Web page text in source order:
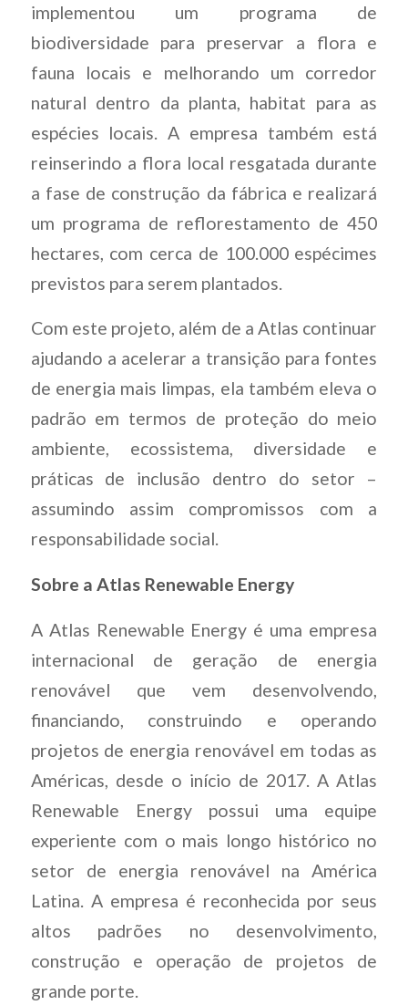
implementou um programa de
biodiversidade para preservar a flora e
fauna locais e melhorando um corredor
natural dentro da planta, habitat para as
espécies locais. A empresa também está
reinserindo a flora local resgatada durante
a fase de construção da fábrica e realizará
um programa de reflorestamento de 450
hectares, com cerca de 100.000 espécimes
previstos para serem plantados.
Com este projeto, além de a Atlas continuar
ajudando a acelerar a transição para fontes
de energia mais limpas, ela também eleva o
padrão em termos de proteção do meio
ambiente, ecossistema, diversidade e
práticas de inclusão dentro do setor –
assumindo assim compromissos com a
responsabilidade social.
Sobre a Atlas Renewable Energy
A Atlas Renewable Energy é uma empresa
internacional de geração de energia
renovável que vem desenvolvendo,
financiando, construindo e operando
projetos de energia renovável em todas as
Américas, desde o início de 2017. A Atlas
Renewable Energy possui uma equipe
experiente com o mais longo histórico no
setor de energia renovável na América
Latina. A empresa é reconhecida por seus
altos padrões no desenvolvimento,
construção e operação de projetos de
grande porte.